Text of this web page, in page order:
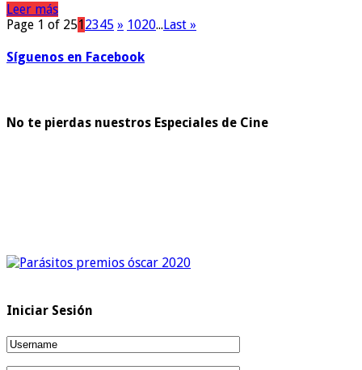
Leer más
Page 1 of 2512345 » 1020...Last »
Síguenos en Facebook
No te pierdas nuestros Especiales de Cine
Iniciar Sesión